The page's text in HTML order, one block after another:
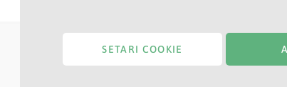
SETARI COOKIE